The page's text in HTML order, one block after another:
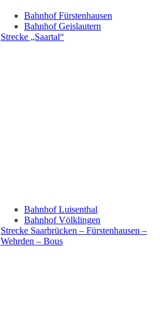
Bahnhof Fürstenhausen
Bahnhof Geislautern
Strecke „Saartal“
Bahnhof Luisenthal
Bahnhof Völklingen
Strecke Saarbrücken – Fürstenhausen –
Wehrden – Bous